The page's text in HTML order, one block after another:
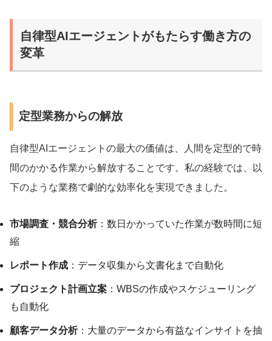
自律型AIエージェントがもたらす働き方の
変革
定型業務からの解放
自律型AIエージェントの最大の価値は、人間を定型的で時
間のかかる作業から解放することです。私の経験では、以
下のような業務で劇的な効率化を実現できました。
市場調査・競合分析：数日かかっていた作業が数時間に短
縮
レポート作成 ：データ収集から文書化まで自動化
プロジェクト計画立案 ：WBSの作成やスケジューリング
も自動化
顧客データ分析：大量のデータから有益なインサイトを抽